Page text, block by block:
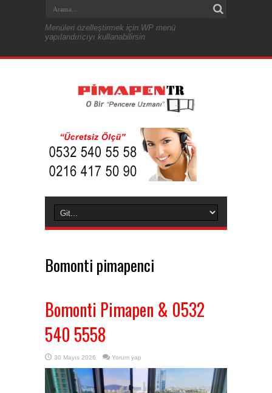
Menüleri özelleştirmek için WP menü
yapılandırıcıyı kullanabilirsin
Bomonti pimapenci
Bomonti Pimapen & 0532
540 5558
30 Mayıs 2026 Yorum yap